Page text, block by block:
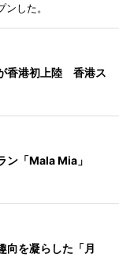
した。
香港初上陸 香港ス
ン「Mala Mia」
を凝らした「月